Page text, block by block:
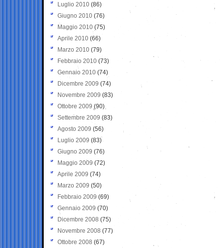
Luglio 2010 (86)
Giugno 2010 (76)
Maggio 2010 (75)
Aprile 2010 (66)
Marzo 2010 (79)
Febbraio 2010 (73)
Gennaio 2010 (74)
Dicembre 2009 (74)
Novembre 2009 (83)
Ottobre 2009 (90)
Settembre 2009 (83)
Agosto 2009 (56)
Luglio 2009 (83)
Giugno 2009 (76)
Maggio 2009 (72)
Aprile 2009 (74)
Marzo 2009 (50)
Febbraio 2009 (69)
Gennaio 2009 (70)
Dicembre 2008 (75)
Novembre 2008 (77)
Ottobre 2008 (67)